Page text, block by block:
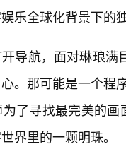
乐全球化背景下的
导航，面对琳琅
。那可能是一个程
了寻找最完美的
界里的一颗明珠。